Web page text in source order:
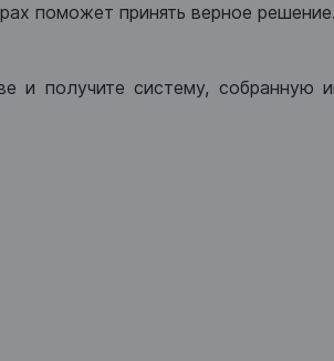
поможет принять верное решение.
и получите систему, собранную